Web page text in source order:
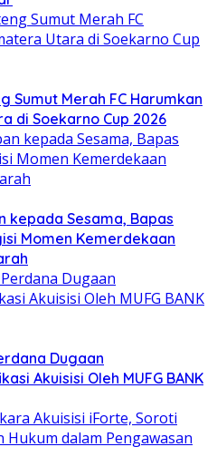
Sumut Merah FC Harumkan
di Soekarno Cup 2026
kepada Sesama, Bapas
Momen Kemerdekaan
Dugaan
Akuisisi Oleh MUFG BANK